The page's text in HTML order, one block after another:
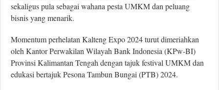
sekaligus pula sebagai wahana pesta UMKM dan peluang
bisnis yang menarik.
Momentum perhelatan Kalteng Expo 2024 turut dimeriahkan
oleh Kantor Perwakilan Wilayah Bank Indonesia (KPw-BI)
Provinsi Kalimantan Tengah dengan tajuk festival UMKM dan
edukasi bertajuk Pesona Tambun Bungai (PTB) 2024.